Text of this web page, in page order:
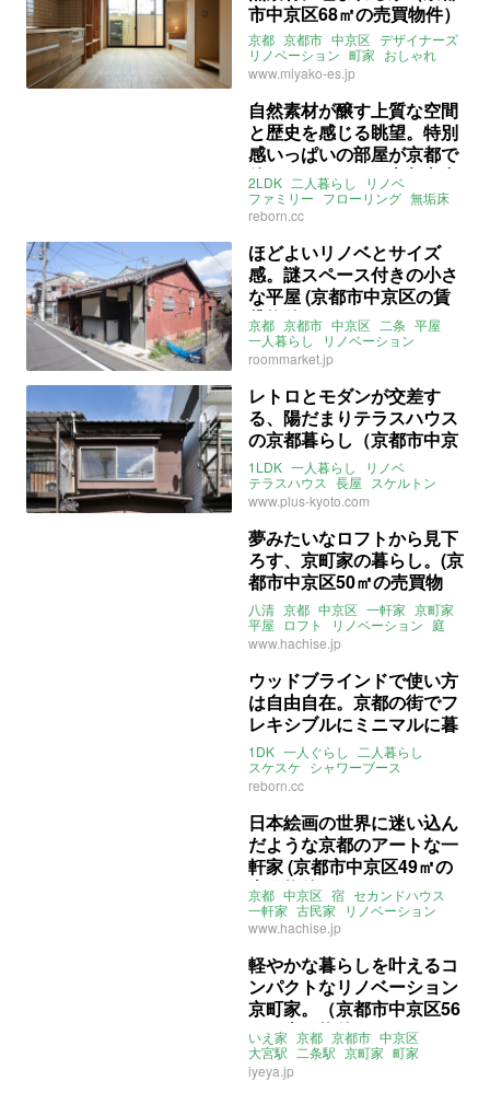
市中京区68㎡の売買物件）
京都 京都市 中京区 デザイナーズ
リノベーション 町家 おしゃれ
照明 みやこエステート
www.miyako-es.jp
自然素材が醸す上質な空間
と歴史を感じる眺望。特別
感いっぱいの部屋が京都で
待っています。（京都市中
京区81㎡の賃貸物件）
2LDK 二人暮らし
リノベ
ファミリー フローリング 無垢床
東向き 眺望
おしゃれ
床暖房 京都
中京区
釜座通御池上る
津軽町
ライター：増成かおり
リボーンキューブ 賃貸
reborn.cc
ほどよいリノベとサイズ
感。謎スペース付きの小さ
な平屋 (京都市中京区の賃
貸物件)
京都 京都市 中京区 二条 平屋
一人暮らし
リノベーション
クローゼット
ウッドデッキ
レトロ
ROOMMARKET 賃貸
roommarket.jp
レトロとモダンが交差す
る、陽だまりテラスハウス
の京都暮らし（京都市中京
区38㎡の売買物件）
1LDK 一人暮らし
リノベ
テラスハウス 長屋
スケルトン
スケスケ モダン レトロ
タイル 造作 京都 中京区
壬生天池
ライター：増成かおり
売買
www.plus-kyoto.com
夢みたいなロフトから見下
ろす、京町家の暮らし。(京
都市中京区50㎡の売買物
件)
八清 京都 中京区 一軒家 京町家
平屋
ロフト リノベーション 庭
売買
www.hachise.jp
ウッドブラインドで使い方
は自由自在。京都の街でフ
レキシブルにミニマルに暮
らそう（京都市中京区27㎡
の賃貸物件）
1DK 一人ぐらし
二人暮らし
スケスケ シャワーブース
ホテルライク
中京区
二条通
ライター：増成かおり
リボーンキューブ 賃貸
reborn.cc
日本絵画の世界に迷い込ん
だような京都のアートな一
軒家 (京都市中京区49㎡の
売買物件)
京都 中京区 宿 セカンドハウス
一軒家 古民家
リノベーション
アート 八清 大家女子
www.hachise.jp
軽やかな暮らしを叶えるコ
ンパクトなリノベーション
京町家。（京都市中京区56
㎡の売買物件）
いえ家 京都 京都市 中京区
大宮駅 二条駅 京町家 町家
リノベーション
ライター：山中みく
iyeya.jp